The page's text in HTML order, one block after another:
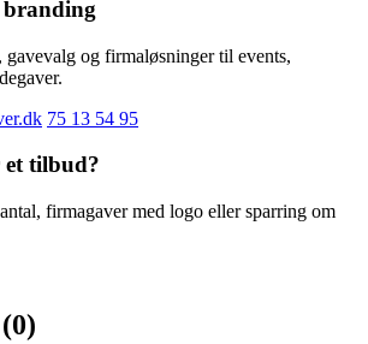
og firmaløsninger til events,
75 13 54 95
tilbud?
firmagaver med logo eller sparring om